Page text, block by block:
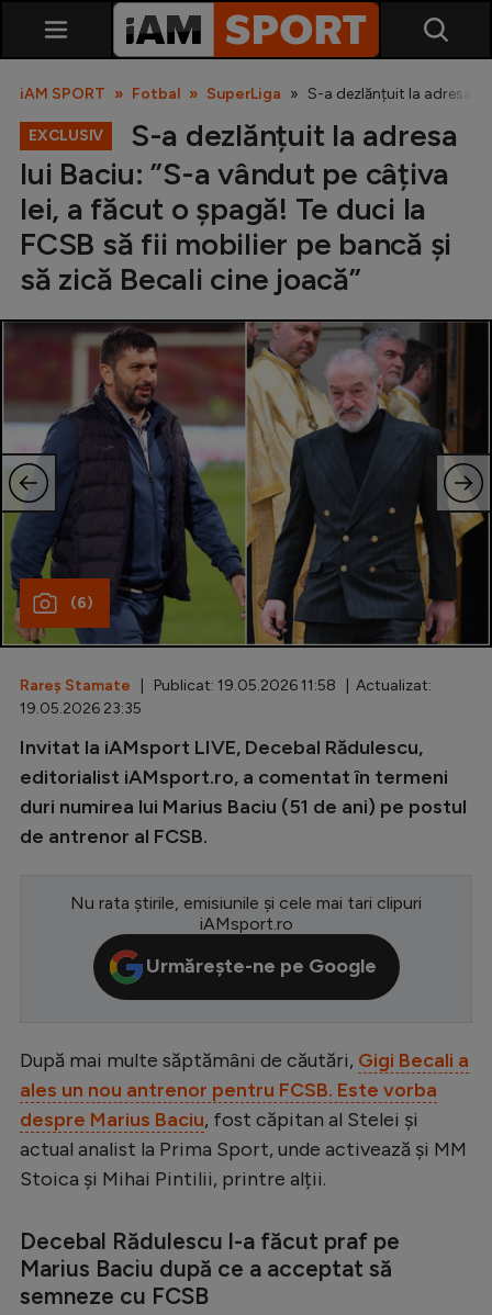
SuperLiga
Liga 2
Cupa României
Echipa Națională
U21
Fotbal feminin
Special
Diverse
Inedit
Clasamente
Champions League
Europa League
CM 2026
Premier League
LaLiga
Bundesliga
Ligue 1
Campionate
Starurile fotbalului
Stranieri
Clasamente
iAM SPORT Fotbal SuperLiga S-a dezlănțuit la adresa
EXCLUSIV
S-a dezlănțuit la adresa
lui Baciu: ”S-a vândut pe câțiva
lei, a făcut o șpagă! Te duci la
FCSB să fii mobilier pe bancă și
să zică Becali cine joacă”
(6)
Rareș Stamate | Publicat: 19.05.2026 11:58 | Actualizat:
19.05.2026 23:35
Invitat la iAMsport LIVE, Decebal Rădulescu,
editorialist iAMsport.ro, a comentat în termeni
duri numirea lui Marius Baciu (51 de ani) pe postul
de antrenor al FCSB.
Nu rata știrile, emisiunile și cele mai tari clipuri
iAMsport.ro
Urmărește-ne pe Google
După mai multe săptămâni de căutări, Gigi Becali a
ales un nou antrenor pentru FCSB. Este vorba
despre Marius Baciu, fost căpitan al Stelei și
actual analist la Prima Sport, unde activează și MM
Stoica și Mihai Pintilii, printre alții.
Decebal Rădulescu l-a făcut praf pe
Marius Baciu după ce a acceptat să
semneze cu FCSB